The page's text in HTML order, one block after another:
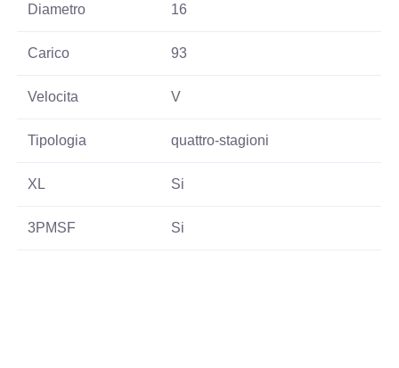
Diametro 16
Carico 93
Velocita V
Tipologia quattro-stagioni
XL Si
3PMSF Si